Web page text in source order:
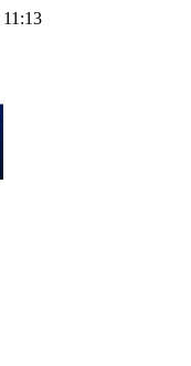
11:13